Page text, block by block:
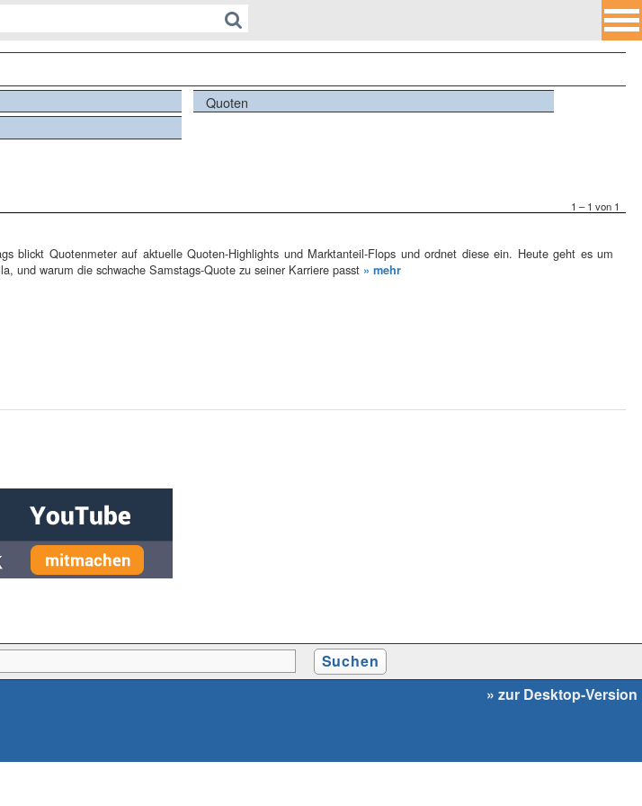
Quoten
1 – 1 von 1
blickt Quotenmeter auf aktuelle Quoten-Highlights und Marktanteil-Flops und ordnet diese ein. Heute geht es um
und warum die schwache Samstags-Quote zu seiner Karriere passt » mehr
» zur Desktop-Version